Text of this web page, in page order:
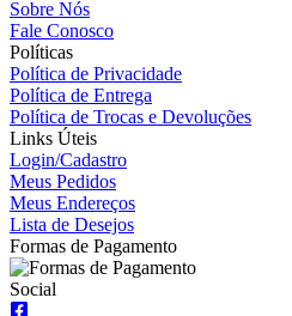
Sobre Nós
Fale Conosco
Políticas
Política de Privacidade
Política de Entrega
Política de Trocas e Devoluções
Links Úteis
Login/Cadastro
Meus Pedidos
Meus Endereços
Lista de Desejos
Formas de Pagamento
Social